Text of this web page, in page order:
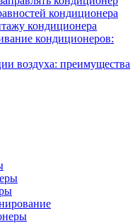
кондиционера
кондиционера
кондиционеров:
воздуха: преимущества